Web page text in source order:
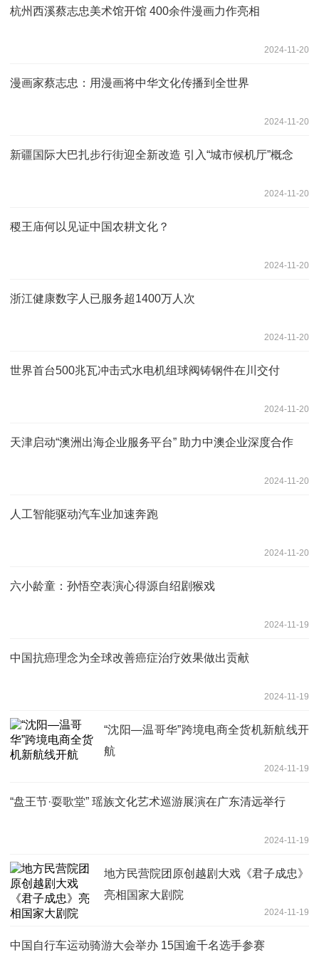
杭州西溪蔡志忠美术馆开馆 400余件漫画力作亮相
2024-11-20
漫画家蔡志忠：用漫画将中华文化传播到全世界
2024-11-20
新疆国际大巴扎步行街迎全新改造 引入“城市候机厅”概念
2024-11-20
稷王庙何以见证中国农耕文化？
2024-11-20
浙江健康数字人已服务超1400万人次
2024-11-20
世界首台500兆瓦冲击式水电机组球阀铸钢件在川交付
2024-11-20
天津启动“澳洲出海企业服务平台” 助力中澳企业深度合作
2024-11-20
人工智能驱动汽车业加速奔跑
2024-11-20
六小龄童：孙悟空表演心得源自绍剧猴戏
2024-11-19
中国抗癌理念为全球改善癌症治疗效果做出贡献
2024-11-19
“沈阳—温哥华”跨境电商全货机新航线开
航
2024-11-19
“盘王节·耍歌堂” 瑶族文化艺术巡游展演在广东清远举行
2024-11-19
地方民营院团原创越剧大戏《君子成忠》
亮相国家大剧院
2024-11-19
中国自行车运动骑游大会举办 15国逾千名选手参赛